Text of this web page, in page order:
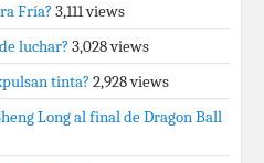
Fría? 3,111 views
luchar? 3,028 views
tinta? 2,928 views
Long al final de Dragon Ball